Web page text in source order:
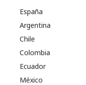
España
Argentina
Chile
Colombia
Ecuador
México